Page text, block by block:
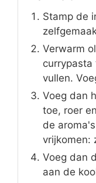
Stamp de
Verwarm
currypasta
vullen.
Voeg dan
toe, roer
de
vrijkomen:
Voeg dan
aan de